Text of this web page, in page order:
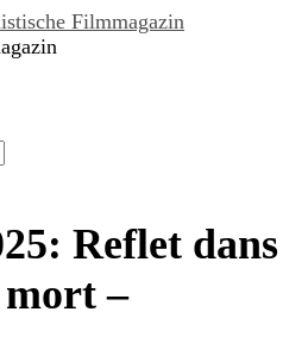
Reflet dans
–